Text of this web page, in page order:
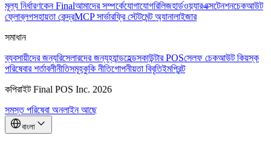
মূল্য নির্ধারণকেন Finalআমাদের সম্পর্কেযোগাযোগরিলিজহার্ডওয়্যারএক্সটেনশনচেকআউট
ফ্লোব্লগসহায়তা কেন্দ্রMCP সার্ভারফ্রি স্টেটমেন্ট অ্যানালাইজার
সমাধান
ব্যবসায়ীদের জন্যরিসেলারদের জন্যহ্যান্ডহেল্ডসকাউন্টার POSসেলফ চেকআউট কিয়স্ক
পরিষেবার শর্তাবলীনীতিসমূহকুকি নীতিগোপনীয়তা বিবৃতিইমপ্রিন্ট
কপিরাইট Final POS Inc. 2026
সমস্ত পরিষেবা অনলাইন আছে
বাংলা